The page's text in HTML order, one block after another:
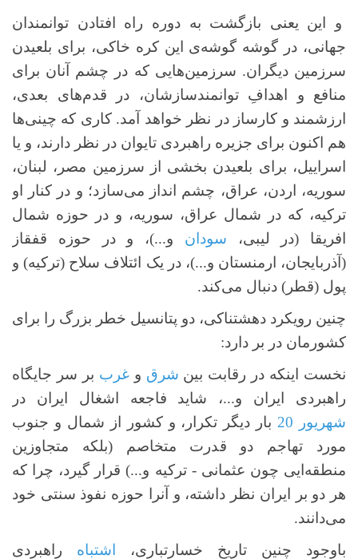
و این یعنی بازگشت به دوره راه افتادن توانمندان
جهانی، در گوشه گوشه‌ی این کره خاکی، برای بلعیدن
سرزمین‌ دیگران. سرزمین‌هایی که در چشم آنان برای
منافع و اهدافِ توانمندسازشان، در قدم‌های بعدی،
ارزشمند و کارساز در نظر خواهد آمد. کاری که چینی‌ها
هم اکنون برای جزیره راهبردی تایوان در نظر دارند، و یا
اسراییل، برای بلعیدن بخشی از سرزمین مصر، لبنان،
سوریه، اردن، عراق، چشم انداز می‌سازد؛ و در کنار او
ترکیه، که در شمال عراق، سوریه، و در حوزه شمال
افریقا (در لیبی، سودان و...)، و در حوزه قفقاز
(آذربایجان، ارمنستان و...)، در یک ائتلاف سلاح (ترکیه) و
پول (قطر) دنبال می‌کند.
چنین رویکرد دهشتناکی، دو پتانسیل خطر بزرگ را برای
کشورمان در بر دارد:
نخست اینکه در رقابت بین شرق وغرب بر سر جایگاه
راهبردی ایران و...، شاید فاجعه اشغال ایران در
شهریور 20
بار دیگر تکرار، و کشور از شمال و جنوب
مورد تهاجم دو قدرت متخاصم (بلکه متجاوزین
منطقه‌ایی چون عثمانی - ترکیه و...) قرار گیرد، چرا که
هر دو بر ایران نظر داشته، و آنرا حوزه نفوذ سنتی خود
می‌دانند.
باوجود چنین تاریخ خسارتباری،
اشتباه راهبردی